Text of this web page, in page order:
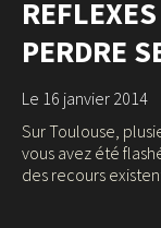
PERDRE
Le 16 janvier 2014
Sur Toulouse,
vous avez été
des recours